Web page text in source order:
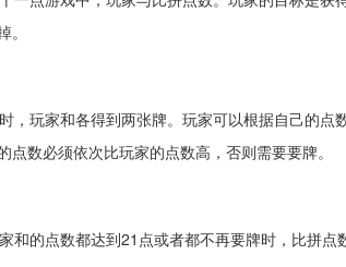
。
，玩家和各得到两张牌。玩家可以根据自己的点
点数必须依次比玩家的点数高，否则需要要牌。
和的点数都达到21点或者都不再要牌时，比拼点